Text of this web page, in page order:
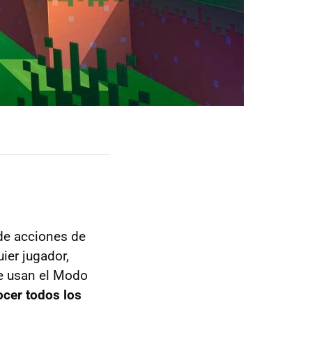
acciones de
jugador,
usan el Modo
todos los